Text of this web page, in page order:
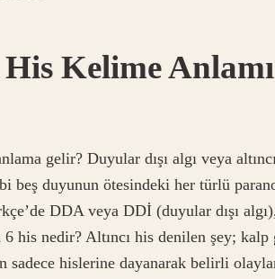
His Kelime
gelir? Duyular dışı algı veya
beş duyunun ötesindeki her türlü
DDA veya DDİ (duyular dışı
his nedir? Altıncı his denilen şey; kalp
hislerine dayanarak belirli